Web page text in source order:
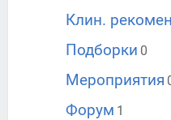
Клин.
Подборки 0
Мероприятия
Форум 1